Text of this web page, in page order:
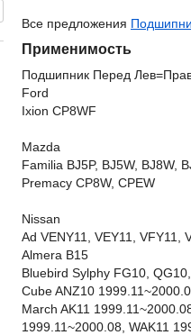
Все предложения
Применимость
Подшипник Перед
Ford
Ixion CP8WF
Mazda
Familia BJ5P, BJ5W, BJ8W,
Premacy CP8W, CPEW
Nissan
Ad VENY11, VEY11, VFY11,
Almera B15
Bluebird Sylphy FG10,
Cube ANZ10
March AK11
1999.11~2000.08, WAK11